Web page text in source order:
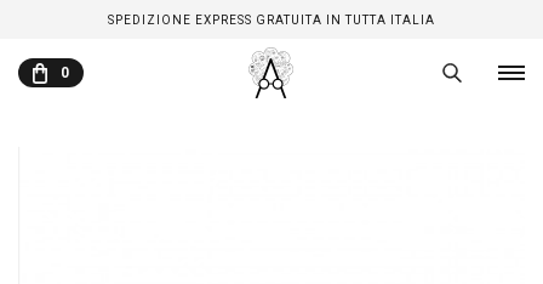
SPEDIZIONE EXPRESS GRATUITA IN TUTTA ITALIA
0